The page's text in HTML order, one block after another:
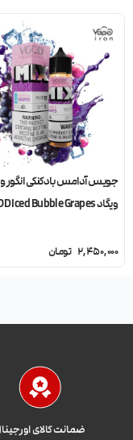
جویس آدامس بادکنکی انگور
ویگاد VGOD Iced Bubble Grapes
2,450,000 تومان
ضمانت کالای